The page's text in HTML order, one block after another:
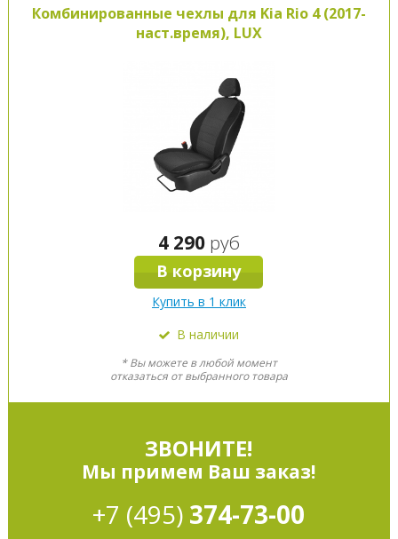
Комбинированные чехлы для Kia Rio 4 (2017-
наст.время), LUX
4 290 руб
В корзину
Купить в 1 клик
В наличии
* Вы можете в любой момент
отказаться от выбранного товара
ЗВОНИТЕ!
Мы примем Ваш заказ!
+7 (495) 374-73-00